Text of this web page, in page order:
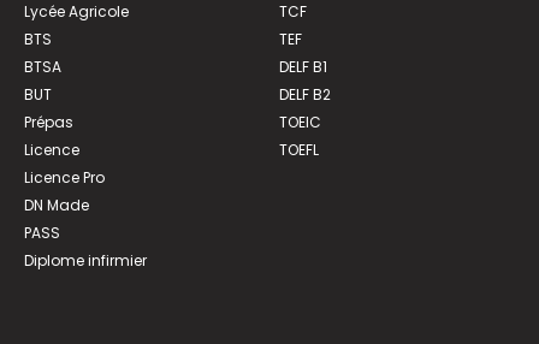
Lycée Agricole
BTS
BTSA
BUT
Prépas
Licence
Licence Pro
DN Made
PASS
Diplome infirmier
TCF
TEF
DELF B1
DELF B2
TOEIC
TOEFL